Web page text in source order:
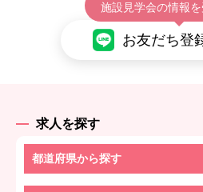
施設見学会の情報を
お友だち登
求人を探す
都道府県から探す